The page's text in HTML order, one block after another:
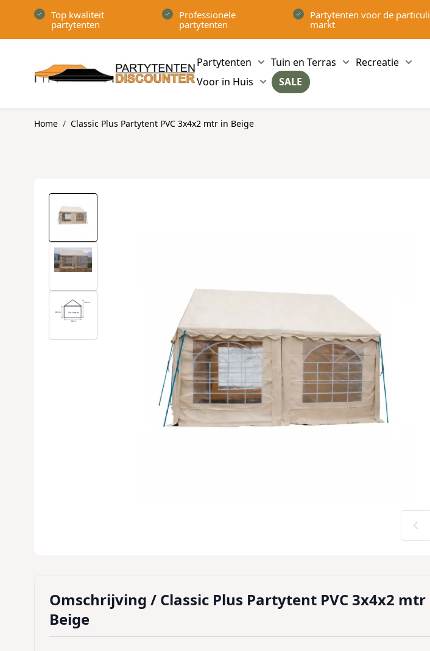
Top kwaliteit
partytenten
Professionele
partytenten
Partytenten voor de
markt
Partytenten
Show submenu for Partytenten
Tuin en Terras
Show submenu
Recreatie
Voor in Huis
Show submenu for Voor in Huis
SALE
Home / Classic Plus Partytent PVC 3x4x2 mtr in Beige
Omschrijving / Classic Plus Partytent PVC 3x4x2 mtr
Beige